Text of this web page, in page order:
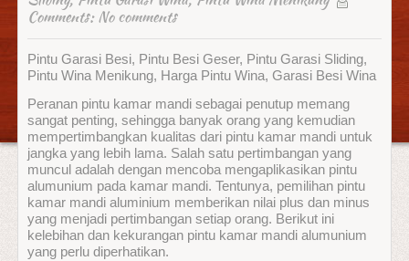
Comments: No comments
Pintu Garasi Besi, Pintu Besi Geser, Pintu Garasi Sliding,
Pintu Wina Menikung, Harga Pintu Wina, Garasi Besi Wina
Peranan pintu kamar mandi sebagai penutup memang
sangat penting, sehingga banyak orang yang kemudian
mempertimbangkan kualitas dari pintu kamar mandi untuk
jangka yang lebih lama. Salah satu pertimbangan yang
muncul adalah dengan mencoba mengaplikasikan pintu
alumunium pada kamar mandi. Tentunya, pemilihan pintu
kamar mandi aluminium memberikan nilai plus dan minus
yang menjadi pertimbangan setiap orang. Berikut ini
kelebihan dan kekurangan pintu kamar mandi alumunium
yang perlu diperhatikan.